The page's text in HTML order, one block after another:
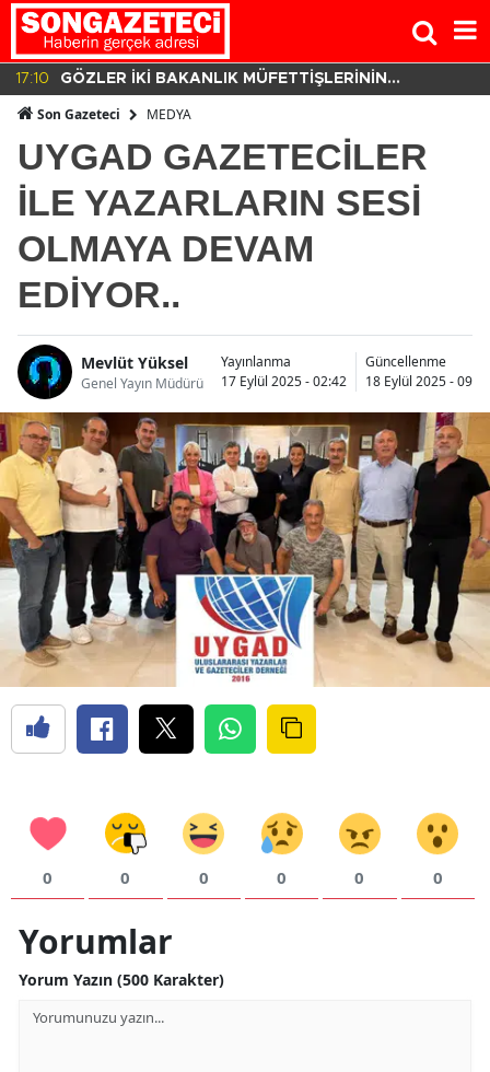
17:10
GÖZLER İKİ BAKANLIK MÜFETTİŞLERİNİN
Son Gazeteci MEDYA
UYGAD GAZETECİLER
İLE YAZARLARIN SESİ
OLMAYA DEVAM
EDİYOR..
Mevlüt Yüksel
Genel Yayın Müdürü
Yayınlanma
17 Eylül 2025 - 02:42
Güncellenme
18 Eylül 2025 - 09:50
0 0 0 0 0 0
Yorumlar
Yorum Yazın (500 Karakter)